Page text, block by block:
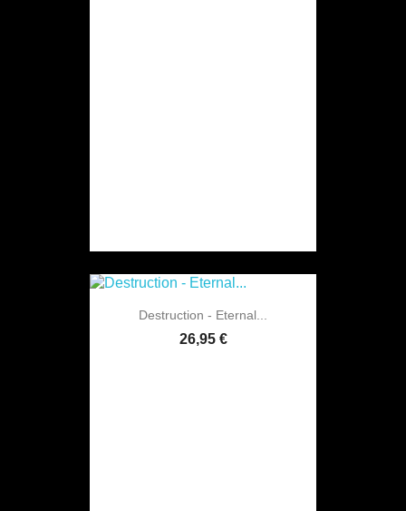
Destruction - Eternal...
26,95 €